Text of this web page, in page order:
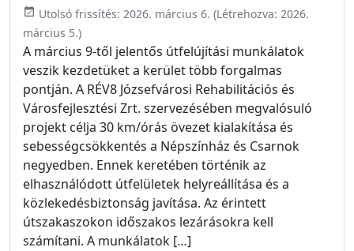
event_available Utolsó frissítés: 2026. március 6. (Létrehozva: 2026.
március 5.)
A március 9-től jelentős útfelújítási munkálatok
veszik kezdetüket a kerület több forgalmas
pontján. A RÉV8 Józsefvárosi Rehabilitációs és
Városfejlesztési Zrt. szervezésében megvalósuló
projekt célja 30 km/órás övezet kialakítása és
sebességcsökkentés a Népszínház és Csarnok
negyedben. Ennek keretében történik az
elhasználódott útfelületek helyreállítása és a
közlekedésbiztonság javítása. Az érintett
útszakaszokon időszakos lezárásokra kell
számítani. A munkálatok […]